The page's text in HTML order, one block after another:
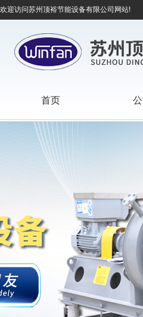
欢迎访问苏州顶裕节能设备有限公司网站!
首页